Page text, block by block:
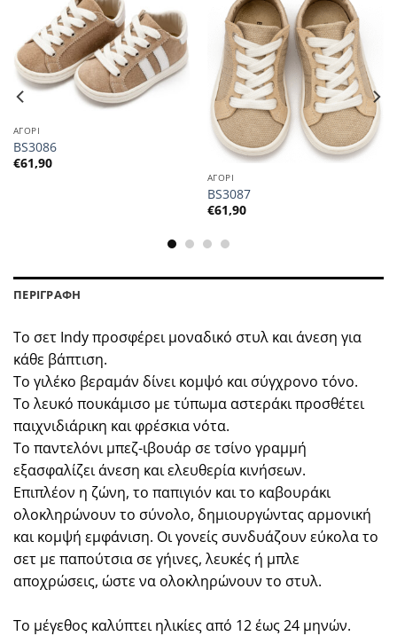
ΑΓΟΡΙ
BS3086
€61,90
ΑΓΟΡΙ
BS3087
€61,90
ΠΕΡΙΓΡΑΦΗ
Το σετ Indy προσφέρει μοναδικό στυλ και άνεση για
κάθε βάπτιση.
Το γιλέκο βεραμάν δίνει κομψό και σύγχρονο τόνο.
Το λευκό πουκάμισο με τύπωμα αστεράκι προσθέτει
παιχνιδιάρικη και φρέσκια νότα.
Το παντελόνι μπεζ-ιβουάρ σε τσίνο γραμμή
εξασφαλίζει άνεση και ελευθερία κινήσεων.
Επιπλέον η ζώνη, το παπιγιόν και το καβουράκι
ολοκληρώνουν το σύνολο, δημιουργώντας αρμονική
και κομψή εμφάνιση. Οι γονείς συνδυάζουν εύκολα το
σετ με παπούτσια σε γήινες, λευκές ή μπλε
αποχρώσεις, ώστε να ολοκληρώνουν το στυλ.
Το μέγεθος καλύπτει ηλικίες από 12 έως 24 μηνών.